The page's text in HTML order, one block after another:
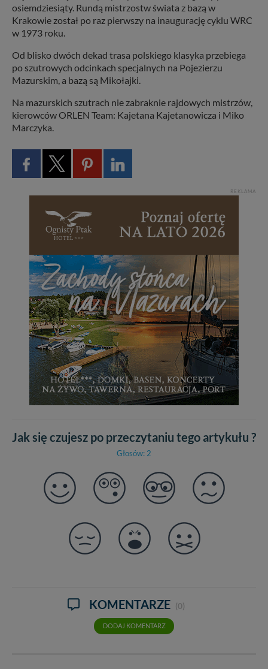
osiemdziesiąty. Rundą mistrzostw świata z bazą w
Krakowie został po raz pierwszy na inaugurację cyklu WRC
w 1973 roku.
Od blisko dwóch dekad trasa polskiego klasyka przebiega
po szutrowych odcinkach specjalnych na Pojezierzu
Mazurskim, a bazą są Mikołajki.
Na mazurskich szutrach nie zabraknie rajdowych mistrzów,
kierowców ORLEN Team: Kajetana Kajetanowicza i Miko
Marczyka.
REKLAMA
Jak się czujesz po przeczytaniu tego artykułu ?
Głosów: 2
KOMENTARZE (0)
DODAJ KOMENTARZ